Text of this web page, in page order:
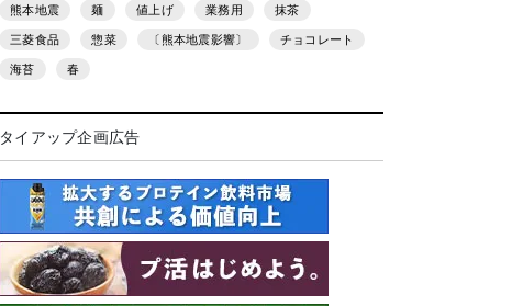
熊本地震 麺 値上げ 業務用 抹茶
三菱食品 惣菜 〔熊本地震影響〕 チョコレート
海苔 春
タイアップ企画広告